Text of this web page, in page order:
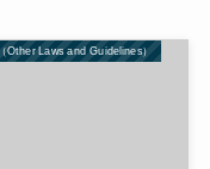
Other Laws and Guidelines）